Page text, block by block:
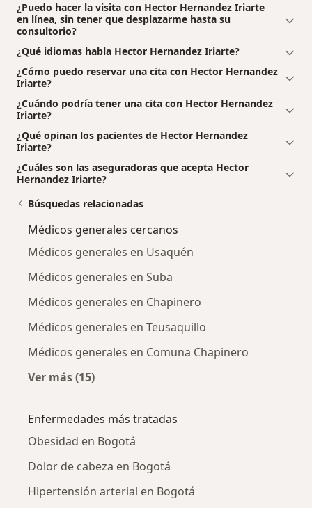
¿Puedo hacer la visita con Hector Hernandez Iriarte
en línea, sin tener que desplazarme hasta su
consultorio?
¿Qué idiomas habla Hector Hernandez Iriarte?
¿Cómo puedo reservar una cita con Hector Hernandez
Iriarte?
¿Cuándo podría tener una cita con Hector Hernandez
Iriarte?
¿Qué opinan los pacientes de Hector Hernandez
Iriarte?
¿Cuáles son las aseguradoras que acepta Hector
Hernandez Iriarte?
Búsquedas relacionadas
Médicos generales cercanos
Médicos generales en Usaquén
Médicos generales en Suba
Médicos generales en Chapinero
Médicos generales en Teusaquillo
Médicos generales en Comuna Chapinero
Ver más (15)
Enfermedades más tratadas
Obesidad en Bogotá
Dolor de cabeza en Bogotá
Hipertensión arterial en Bogotá